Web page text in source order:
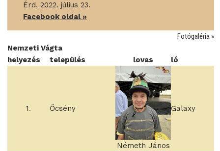
Érd, 2022. július 23.
Facebook oldal »
Fotógaléria »
Nemzeti Vágta
helyezés
település lovas ló
1. Őcsény
Németh János
Galaxy